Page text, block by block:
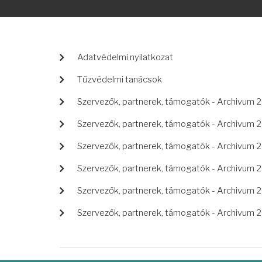
LÁBLÉC
Adatvédelmi nyilatkozat
Tűzvédelmi tanácsok
Szervezők, partnerek, támogatók - Archivum
Szervezők, partnerek, támogatók - Archivum
Szervezők, partnerek, támogatók - Archivum
Szervezők, partnerek, támogatók - Archivum
Szervezők, partnerek, támogatók - Archivum
Szervezők, partnerek, támogatók - Archivum